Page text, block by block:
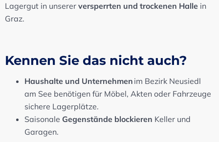
Lagergut in unserer versperrten und trockenen Halle in
Graz.
Kennen Sie das nicht auch?
Haushalte und Unternehmen im Bezirk Neusiedl
am See benötigen für Möbel, Akten oder Fahrzeuge
sichere Lagerplätze.
Saisonale Gegenstände blockieren Keller und
Garagen.